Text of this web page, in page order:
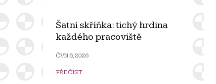
Šatní skříňka: tichý hrdina
každého pracoviště
ČVN 6, 2026
PŘEČÍST